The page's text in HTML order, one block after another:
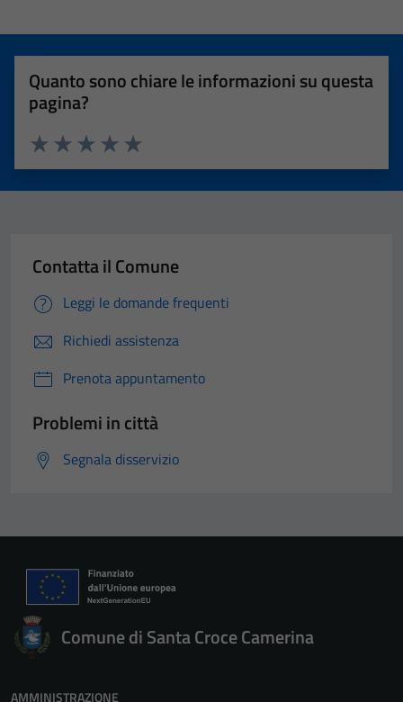
Quanto sono chiare le informazioni su questa
pagina?
Valuta 5 stelle su 5
Valuta 4 stelle su 5
Valuta 3 stelle su 5
Valuta 2 stelle su 5
Valuta 1 stelle su 5
Contatta il Comune
Leggi le domande frequenti
Richiedi assistenza
Prenota appuntamento
Problemi in città
Segnala disservizio
Comune di Santa Croce Camerina
AMMINISTRAZIONE